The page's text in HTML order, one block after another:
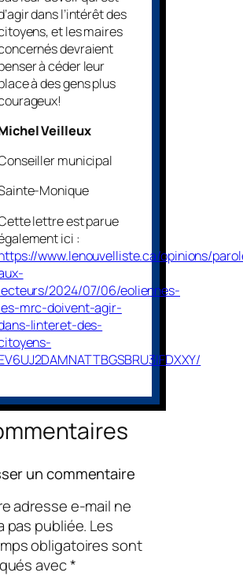
dans l’intérêt des
et les maires
devraient
à céder leur
à des gens plus
Veilleux
municipal
Monique
lettre est parue
ici :
www.lenouvelliste.ca/opinions/
2024/07/06/eoliennes-
mrc-doivent-agir-
linteret-des-
un commentaire
adresse e-mail ne
pas publiée. Les
obligatoires sont
avec*